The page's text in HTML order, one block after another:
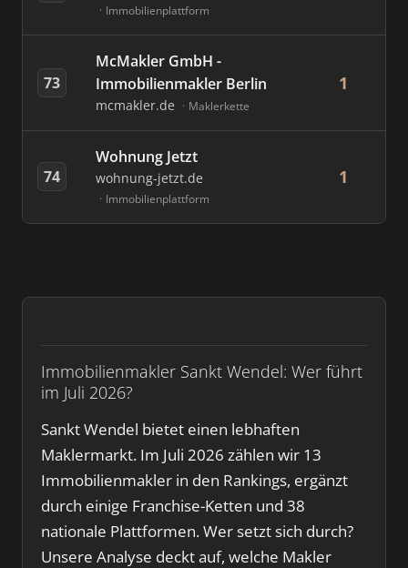
Immobilienmakler Sankt Wendel: Wer führt
im Juli 2026?
Sankt Wendel bietet einen lebhaften
Maklermarkt. Im Juli 2026 zählen wir 13
Immobilienmakler in den Rankings, ergänzt
durch einige Franchise-Ketten und 38
nationale Plattformen. Wer setzt sich durch?
Unsere Analyse deckt auf, welche Makler
Immobilienplattform
73
McMakler GmbH -
Immobilienmakler Berlin
mcmakler.de Maklerkette
1
74
Wohnung Jetzt
wohnung-jetzt.de
Immobilienplattform
1